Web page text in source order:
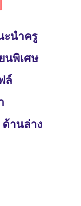
ะนำครู
นพิเศษ
ล์
านล่าง